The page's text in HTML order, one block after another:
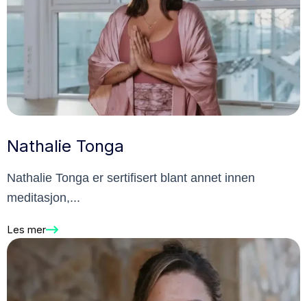
Nathalie Tonga
Nathalie Tonga er sertifisert blant annet innen
meditasjon,...
Les mer